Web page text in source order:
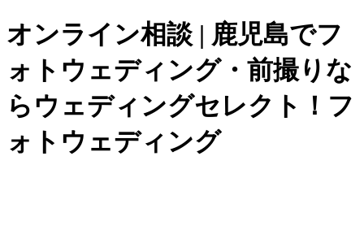
オンライン相談 | 鹿児島でフ
ォトウェディング・前撮りな
らウェディングセレクト！フ
ォトウェディング